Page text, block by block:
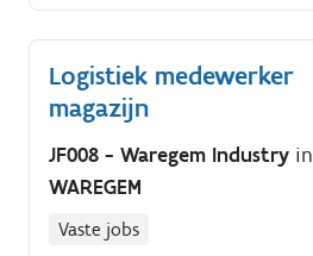
alles op de juiste plek staat
Logistiek medewerker
magazijn
JF008 - Waregem Industry in
WAREGEM
Vaste jobs